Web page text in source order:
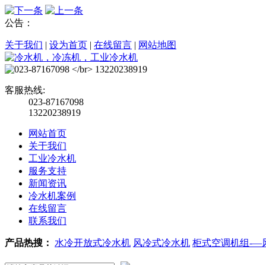
公告：
关于我们 | 设为首页 | 在线留言 | 网站地图
客服热线:
023-87167098
13220238919
网站首页
关于我们
工业冷水机
服务支持
新闻资讯
冷水机案例
在线留言
联系我们
产品热搜： 水冷开放式冷水机 风冷式冷水机 柜式空调机组-—